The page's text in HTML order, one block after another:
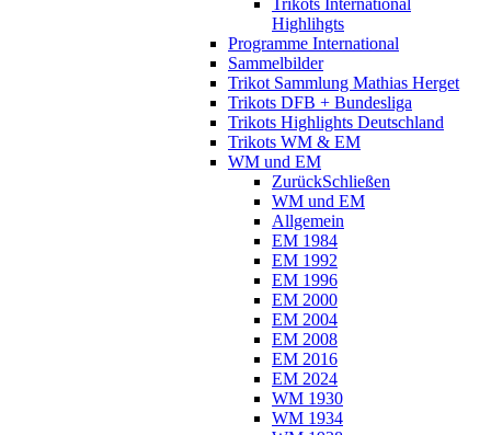
Trikots International
Highlihgts
Programme International
Sammelbilder
Trikot Sammlung Mathias Herget
Trikots DFB + Bundesliga
Trikots Highlights Deutschland
Trikots WM & EM
WM und EM
ZurückSchließen
WM und EM
Allgemein
EM 1984
EM 1992
EM 1996
EM 2000
EM 2004
EM 2008
EM 2016
EM 2024
WM 1930
WM 1934